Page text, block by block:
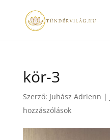
kör-3
Szerző: Juhász Adrienn |
hozzászólások